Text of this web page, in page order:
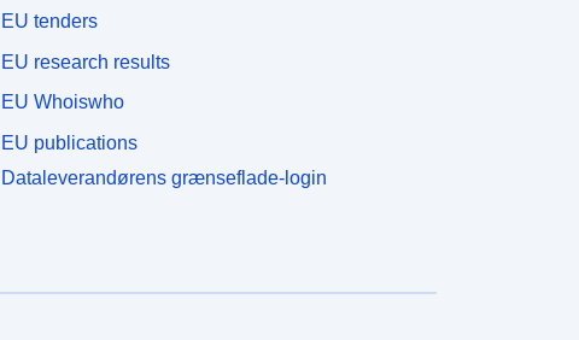
EU tenders
EU research results
EU Whoiswho
EU publications
Dataleverandørens grænseflade-login